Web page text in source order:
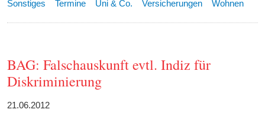
Sonstiges
Termine Uni & Co. Versicherungen Wohnen
BAG: Falschauskunft evtl. Indiz für
Diskriminierung
21.06.2012